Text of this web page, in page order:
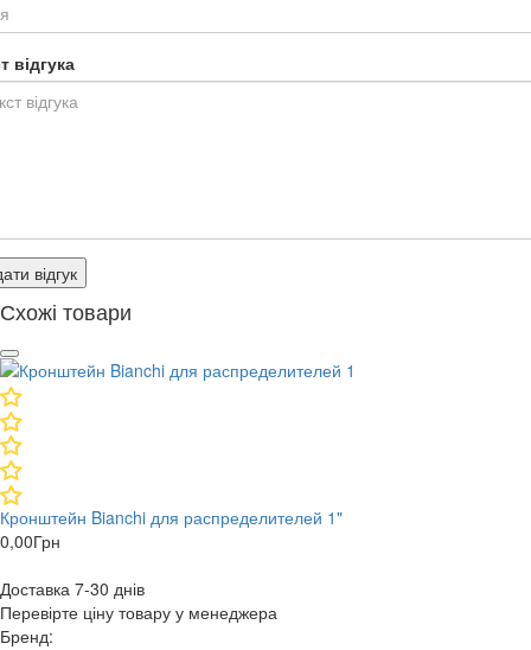
відгука
відгук
Схожі товари
Кронштейн Bianchi для распределителей 1"
0,00Грн
Доставка 7-30 днів
Перевірте ціну товару у менеджера
Бренд: